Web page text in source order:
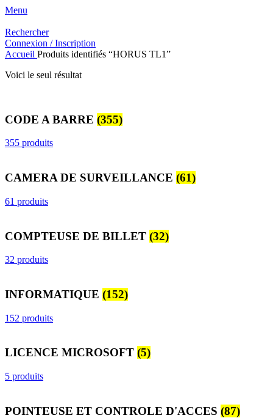
Menu
Rechercher
Connexion / Inscription
Accueil Produits identifiés “HORUS TL1”
Voici le seul résultat
CODE A BARRE (355)
355 produits
CAMERA DE SURVEILLANCE (61)
61 produits
COMPTEUSE DE BILLET (32)
32 produits
INFORMATIQUE (152)
152 produits
LICENCE MICROSOFT (5)
5 produits
POINTEUSE ET CONTROLE D'ACCES (87)